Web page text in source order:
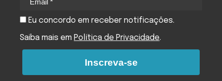
Eu concordo em receber notificações.
Saiba mais em Política de Privacidade.
Inscreva-se